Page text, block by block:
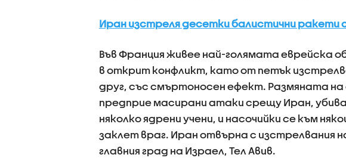
Иран изстреля десетки балистични
Във Франция живее най-голямата еврейска
в открит конфликт, като от петък
друг, със смъртоносен ефект. Размяната на
предприе масирани атаки срещу Иран,
няколко ядрени учени, и насочийки се към
заклет враг. Иран отвърна с изстрелвания
главния град на Израел, Тел Авив.